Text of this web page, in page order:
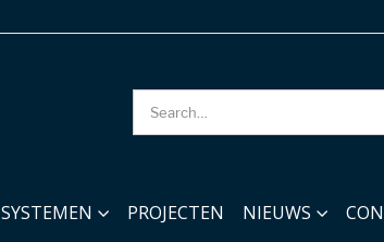
SYSTEMEN PROJECTEN NIEUWS